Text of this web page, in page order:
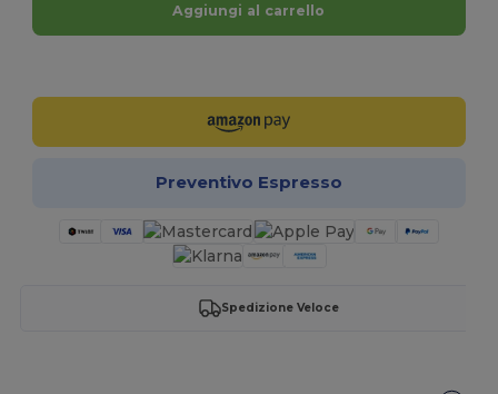
Aggiungi al carrello
Preventivo Espresso
Spedizione Veloce